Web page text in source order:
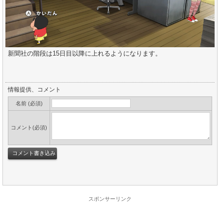
新聞社の階段は15日目以降に上れるようになります。
情報提供、コメント
名前 (必須)
コメント(必須)
スポンサーリンク